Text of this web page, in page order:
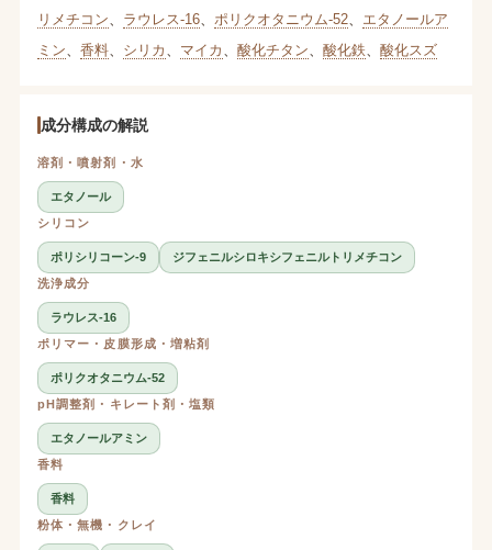
リメチコン
ラウレス-16、 ポリクオタニウム-52、 エタノールア
ミン
香料、 シリカ マイカ 酸化チタン 酸化鉄 酸化スズ
成分構成の解説
溶剤・噴射剤・水
エタノール
シリコン
ポリシリコーン-9
ジフェニルシロキシフェニルトリメチコン
洗浄成分
ラウレス-16
ポリマー・皮膜形成・増粘剤
ポリクオタニウム-52
pH調整剤・キレート剤・塩類
エタノールアミン
香料
香料
粉体・無機・クレイ